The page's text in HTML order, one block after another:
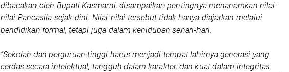
dibacakan oleh Bupati Kasmarni, disampaikan pentingnya menanamkan nilai-
nilai Pancasila sejak dini. Nilai-nilai tersebut tidak hanya diajarkan melalui
pendidikan formal, tetapi juga dalam kehidupan sehari-hari.
“Sekolah dan perguruan tinggi harus menjadi tempat lahirnya generasi yang
cerdas secara intelektual, tangguh dalam karakter, dan kuat dalam integritas